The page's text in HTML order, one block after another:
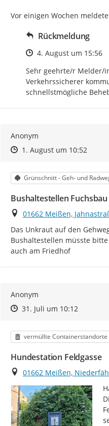
Vor einigen Wochen
Rückmeldung
Zeitpunkt des
4. August um 15:56
Sehr geehrte/r Melder/
Verkehrssicherer
schnellstmögliche
Anonym
Zeitpunkt des Erstellens
Zeitpunkt des Erstellens
1. August um 10:52Zur
Kategorie
Grünschnitt - Geh- und
Bushaltestellen Fuchsbau
Ort
01662 Meißen,
Das Unkraut auf den
Bushaltestellen müsste
auch am Friedhof
Anonym
Zeitpunkt des Erstellens
Zeitpunkt des Erstellens
31. Juli um 10:12Zur
Kategorie
vermüllte Containerstandorte
Hundestation Feldgasse
Ort
01662 Meißen,